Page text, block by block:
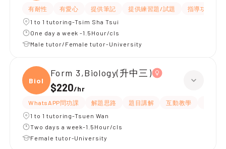
有耐性 有愛心 提供筆記 提供練習題/試題 指導功課
1 to 1 tutoring-Tsim Sha Tsui
One day a week -1.5Hour/cls
Male tutor/Female tutor-University
Biolo
Form 3,Biology(升中三)
$220/hr
WhatsAPP問功課 解題思路 題目講解 互動教學
1 to 1 tutoring-Tsuen Wan
Two days a week-1.5Hour/cls
Female tutor-University